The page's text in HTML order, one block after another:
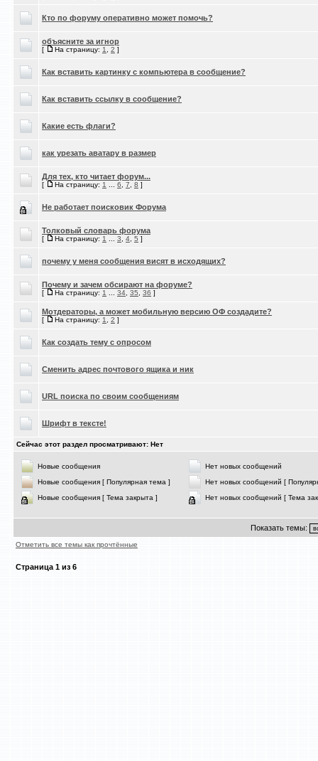
Кто по форуму оперативно может помочь?
объясните за игнор
[ На страницу: 1 2 ]
Как вставить картинку с компьютера в сообщение?
Как вставить ссылку в сообщение?
Какие есть флаги?
как урезать аватару в размер
Для тех, кто читает форум...
[ На страницу: 1 6 7 8 ]
Не работает поисковик Форума
Толковый словарь форума
[ На страницу: 1 3 4 5 ]
почему у меня сообщения висят в исходящих?
Почему и зачем обсирают на форуме?
[ На страницу: 1 34 35 36 ]
Мотдераторы, а может мобильную версию ОФ создадите?
[ На страницу: 1 2 ]
Как создать тему с опросом
Сменить адрес почтового ящика и ник
URL поиска по своим сообщениям
Шрифт в тексте!
Сейчас этот раздел просматривают: Нет
Новые сообщения
Нет новых сообщений
Новые сообщения [ Популярная тема ]
Нет новых сообщений [
Новые сообщения [ Тема закрыта ]
Нет новых сообщений [ Тема
Показать темы:
Отметить все темы как прочтённые
Страница 1 из 6